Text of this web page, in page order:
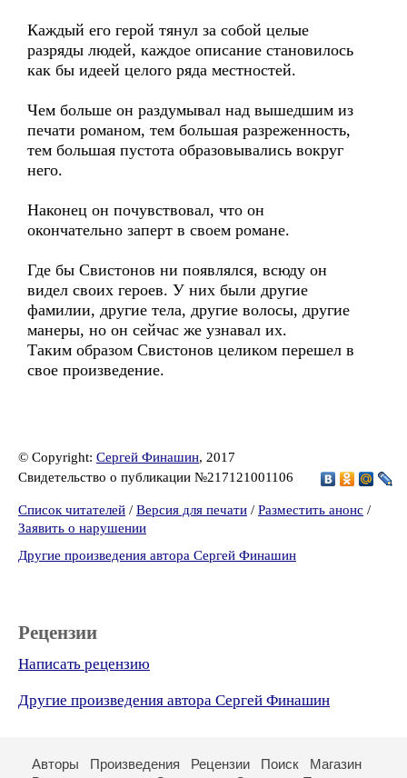
Каждый его герой тянул за собой целые
разряды людей, каждое описание становилось
как бы идеей целого ряда местностей.
Чем больше он раздумывал над вышедшим из
печати романом, тем большая разреженность,
тем большая пустота образовывались вокруг
него.
Наконец он почувствовал, что он
окончательно заперт в своем романе.
Где бы Свистонов ни появлялся, всюду он
видел своих героев. У них были другие
фамилии, другие тела, другие волосы, другие
манеры, но он сейчас же узнавал их.
Таким образом Свистонов целиком перешел в
свое произведение.
© Copyright: Сергей Финашин, 2017
Свидетельство о публикации №217121001106
Список читателей / Версия для печати / Разместить анонс /
Заявить о нарушении
Другие произведения автора Сергей Финашин
Рецензии
Написать рецензию
Другие произведения автора Сергей Финашин
Авторы Произведения Рецензии Поиск
Магазин